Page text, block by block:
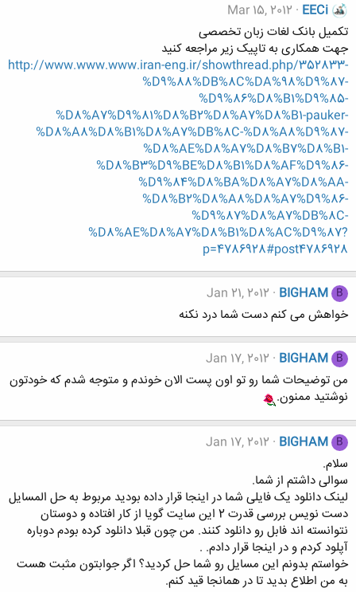
EECi
Mar 15, 2012
تکمیل بانک لغات زبان تخصصی
جهت همکاری به تاپیک زیر مراجعه کنید
http://www.www.www.iran-eng.ir/showthread.php/352833-
%D9%88%DB%8C%DA%98%D9%87-
%D9%86%D8%B1%D9%85-
%D8%A7%D9%81%D8%B2%D8%A7%D8%B1-pauker-
%D8%A8%D8%B1%D8%A7%DB%8C-%D8%A8%D9%87-
%D8%AE%D8%A7%D8%B7%D8%B1-
%D8%B3%D9%BE%D8%B1%D8%AF%D9%86-
%D9%84%D8%BA%D8%A7%D8%AA-
%D8%B2%D8%A8%D8%A7%D9%86-
%D9%87%D8%A7%DB%8C-
%D8%AE%D8%A7%D8%B1%D8%AC%D9%87?
p=4786928#post4786928
B
BIGHAM
Jan 21, 2012
خواهش می کنم دست شما درد نکنه
B
BIGHAM
Jan 17, 2012
من توضیحات شما رو تو اون پست الان خوندم و متوجه شدم که خودتون
نوشتید ممنون.
B
BIGHAM
Jan 17, 2012
سلام.
سوالی داشتم از شما.
لینک دانلود یک فایلی شما در اینجا قرار داده بودید مربوط به حل المسایل
دست نویس بررسی قدرت 2 این سایت گویا از کار افتاده و دوستان
نتوانسته اند فابل رو دانلود کنند. من چون قبلا دانلود کرده بودم دوباره
آپلود کردم و در اینجا قرار دادم. .
خواستم بدونم این مسایل رو شما حل کردید؟ اگر جوابتون مثبت هست
به من اطلاع بدید تا در همانجا قید کنم.